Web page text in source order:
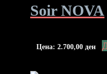
Soir NOVA
Цена: 2.700,00 ден